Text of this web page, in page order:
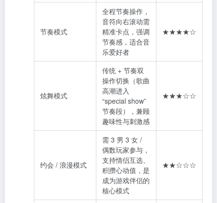
节奏模式
全程节奏操作，
音符向右滚动需
精准卡点，强调
节奏感，适合音
乐爱好者
★★★★☆
炫舞模式
传统 + 节奏双
操作切换（歌曲
高潮进入
“special show”
节奏段），兼顾
趣味性与刺激感
★★★☆☆
约会 / 浪漫模式
需 3 男 3 女 /
偶数玩家参与，
支持情侣互选、
积攒心动值，是
成为游戏伴侣的
核心模式
★★☆☆☆